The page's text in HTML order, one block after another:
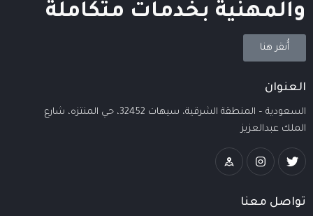
والمهنية بخدمات متكاملة
أُنقر هنا
العنوان
السعودية – المنطقة الشرقية، سيهات 32452، حي المنتزه، شارع
الملك عبدالعزيز
تواصل معنا